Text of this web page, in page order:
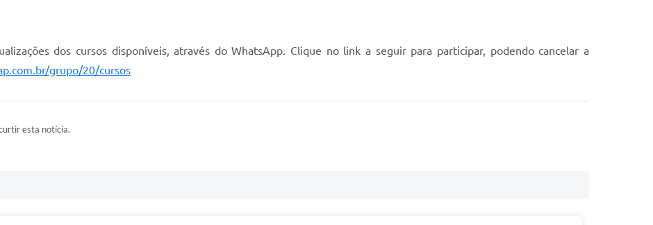
dos cursos disponíveis, através do WhatsApp. Clique no link a seguir para participar, podendo cancelar a
grupo/20/cursos
esta notícia.